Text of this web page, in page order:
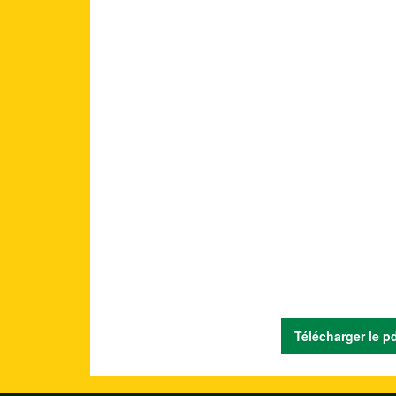
Télécharger le